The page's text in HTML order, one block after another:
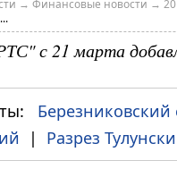
→ Финансовые новости →
с 21 марта
| Разрез